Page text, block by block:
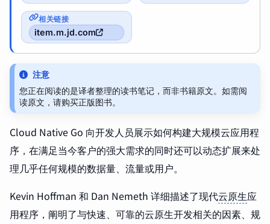
相关链接
item.m.jd.com
注意
您正在阅读的是译者整理的读书笔记，而非书籍原文。如需阅
读原文，请购买正版图书。
Cloud Native Go 向开发人员展示如何构建大规模云应用程
序，在满足当今客户的强大需求的同时还可以动态扩展来处
理几乎任何规模的数据量、流量或用户。
Kevin Hoffman 和 Dan Nemeth 详细描述了现代云原生应
用程序，阐明了与快速、可靠的云原生开发相关的因素、规